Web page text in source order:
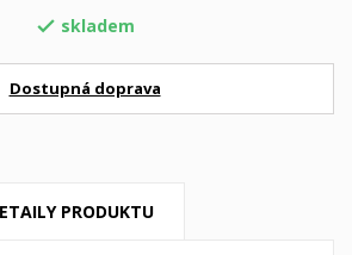
 skladem
Dostupná doprava
PRODUKTU